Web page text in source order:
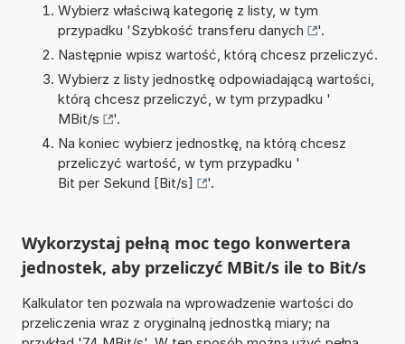
Wybierz właściwą kategorię z listy, w tym
przypadku 'Szybkość transferu danych
'.
Następnie wpisz wartość, którą chcesz przeliczyć.
Wybierz z listy jednostkę odpowiadającą wartości,
którą chcesz przeliczyć, w tym przypadku '
MBit/s
'.
Na koniec wybierz jednostkę, na którą chcesz
przeliczyć wartość, w tym przypadku '
Bit per Sekund [Bit/s]
'.
Wykorzystaj pełną moc tego konwertera
jednostek, aby przeliczyć MBit/s ile to Bit/s
Kalkulator ten pozwala na wprowadzenie wartości do
przeliczenia wraz z oryginalną jednostką miary; na